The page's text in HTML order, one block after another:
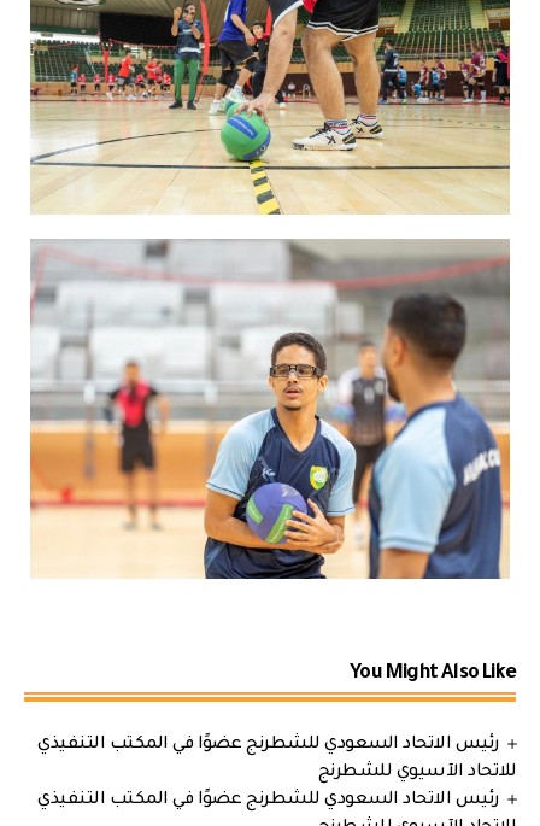
You Might Also Like
رئيس الاتحاد السعودي للشطرنج عضوًا في المكتب التنفيذي
للاتحاد الآسيوي للشطرنج
رئيس الاتحاد السعودي للشطرنج عضوًا في المكتب التنفيذي